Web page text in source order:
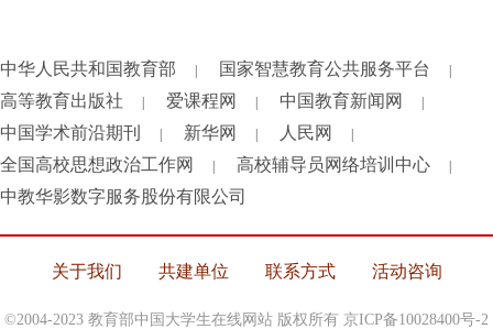
中华人民共和国教育部 国家智慧教育公共服务平台
高等教育出版社 爱课程网 中国教育新闻网
中国学术前沿期刊 新华网 人民网
全国高校思想政治工作网 高校辅导员网络培训中心
中教华影数字服务股份有限公司
关于我们 共建单位 联系方式 活动咨询
©2004-2023 教育部中国大学生在线网站 版权所有 京ICP备10028400号-2